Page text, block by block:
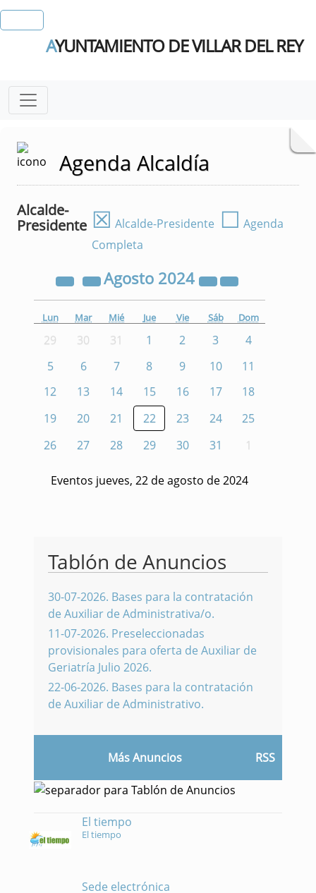
AYUNTAMIENTO DE VILLAR DEL REY
Agenda Alcaldía
Alcalde-
Presidente ☒ Alcalde-Presidente ☐ Agenda
Completa
Agosto 2024
Lun Mar Mié Jue Vie Sáb Dom
29 30 31 1 2 3
4
5
6 7 8 9 10
11
12
13 14 15 16 17
18
19
20 21 22 23 24
25
26
27 28 29 30 31 1
Eventos jueves, 22 de agosto de 2024
Tablón de Anuncios
30-07-2026. Bases para la contratación
de Auxiliar de Administrativa/o.
11-07-2026. Preseleccionadas
provisionales para oferta de Auxiliar de
Geriatría Julio 2026.
22-06-2026. Bases para la contratación
de Auxiliar de Administrativo.
Más Anuncios RSS
El tiempo
El tiempo
Sede electrónica